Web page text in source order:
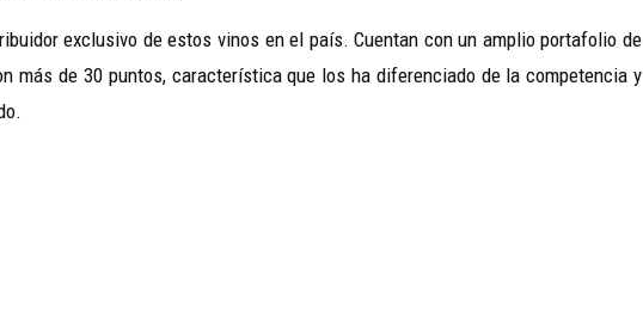
exclusivo de estos vinos en el país. Cuentan con un amplio portafolio de
más de 30 puntos, característica que los ha diferenciado de la competencia y